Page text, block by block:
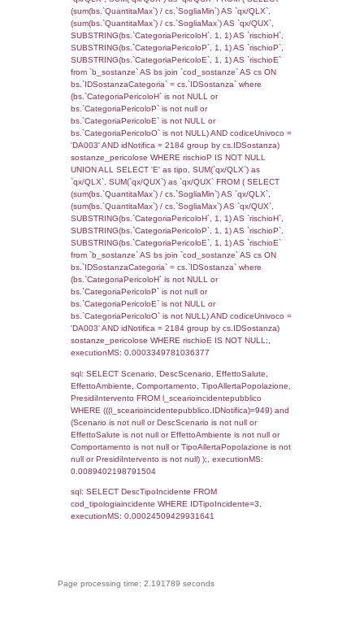
reg_f_territori_limitrofi.Denominazione,
_limitrofi.DescAltro FROM
JOIN cod_territori_tipologia ON
(reg_f_territori_limitrofi.IDTipologiaTerritorio =
cod_territori_tipologia.IDTipologiaTerritorio)
(reg_f_territori_limitrofi.IDTipoTerritorio =
cod_territori_tipologia.IDTerritorioTP)
0.00034308433532715
sql: SELECT f_territori_limitrofi.Distanza,
f_territori_limitrofi.Direzione,
f_territori_limitrofi.Denominazione,
rofi.DescAltro FROM f_territori_limitrofi
cod_territori_tipologia ON
(f_territori_limitrofi.IDTipologiaTerritorio =
(f_territori_limitrofi.IDTipoTerritorio =
cod_territori_tipologia.IDTerritorioTP)
(((f_territori_limitrofi.IDNotifica)=949) AND
((f_territori_limitrofi.IDTipoTerritorio)=8)),
0.068389892578125
sql: SELECT
reg_f_territori_limitrofi.Direzione,
JOIN cod_territori_tipologia ON